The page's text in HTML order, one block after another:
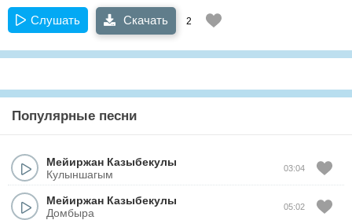
Слушать Скачать 2
Популярные песни
Мейиржан Казыбекулы
Кулыншагым
03:04
Мейиржан Казыбекулы
Домбыра
05:02